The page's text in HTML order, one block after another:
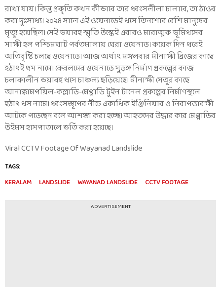
রাখা যায়। কিন্তু প্রকৃতি কখন কীভাবে তার ধ্বংসলীলা চালাবে, তা ঠাওর
করা দুঃসাধ্য। ২০২৪ সালে এই ওয়েনাডেই ধসে তিনশোর বেশি মানুষের
মৃত্যু হয়েছিল। সেই ভয়াবহ স্মৃতি উস্কেই এবারও মারাত্মক ভূমিধসের
সাক্ষী হল পশ্চিমঘাট পর্বতমালায় ঘেরা ওয়েনাড। কয়েক দিন ধরেই
অতিবৃষ্টি চলছে ওয়েনাডে। আজ অর্থাত্‍ মঙ্গলবার মীনাক্ষী ব্রিজের কাছে
হঠাত্‍ই ধস নামে। কেরলমের ওয়েনাডে সুড়ঙ্গ নির্মাণ প্রকল্পের কাজ
চলাকালীন ভয়াবহ ধসে চাঞ্চল্য ছড়িয়েছে। মীনাক্ষী সেতুর কাছে
আনাক্কামপয়িল-কল্লাডি-মেপ্পাডি টুইন টানেল প্রকল্পের নির্মাণস্থলে
হঠাৎ ধস নামে। ধ্বংসস্তূপের নীচে একাধিক ইঞ্জিনিয়ার ও নিরাপত্তারক্ষী
আটকে পড়েছেন বলে আশঙ্কা করা হচ্ছে। আহতদের উদ্ধার করে মেপ্পাডির
উইমস হাসপাতালে ভর্তি করা হয়েছে।
Viral CCTV Footage Of Wayanad Landslide
TAGS:
KERALAM LANDSLIDE WAYANAD LANDSLIDE CCTV FOOTAGE
ADVERTISEMENT